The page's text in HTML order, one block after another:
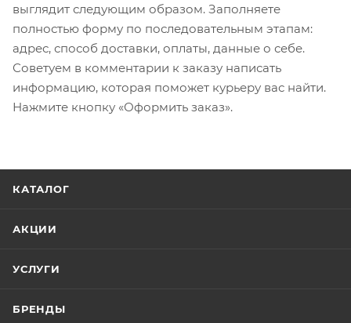
выглядит следующим образом. Заполняете
полностью форму по последовательным этапам:
адрес, способ доставки, оплаты, данные о себе.
Советуем в комментарии к заказу написать
информацию, которая поможет курьеру вас найти.
Нажмите кнопку «Оформить заказ».
КАТАЛОГ
АКЦИИ
УСЛУГИ
БРЕНДЫ